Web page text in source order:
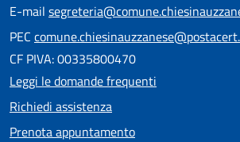
E-mail
PEC
CF PIVA: 00335800470
Leggi le domande frequenti
Richiedi assistenza
Prenota appuntamento